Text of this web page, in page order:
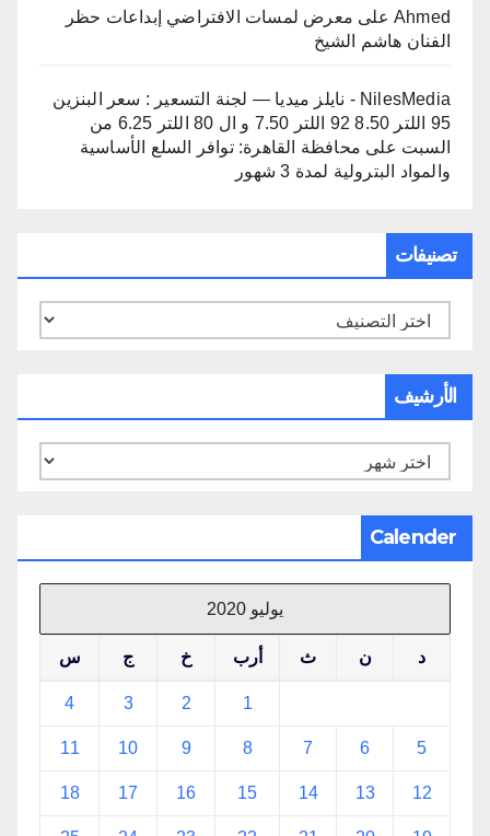
Ahmed على معرض لمسات الافتراضي إبداعات حظر
الفنان هاشم الشيخ
NilesMedia - نايلز ميديا — لجنة التسعير : سعر البنزين
95 اللتر 8.50 92 اللتر 7.50 و ال 80 اللتر 6.25 من
السبت على محافظة القاهرة: توافر السلع الأساسية
والمواد البترولية لمدة 3 شهور
تصنيفات
تصنيفات
الأرشيف
الأرشيف
Calender
يوليو 2020
د ن ث أرب خ ج س
1
2
3
4
5
6
7
8
9
10
11
12
13
14
15
16
17
18